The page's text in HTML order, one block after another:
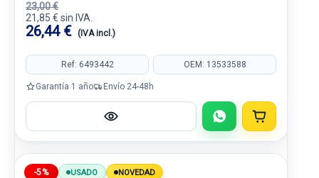
23,00 €
21,85 € sin IVA.
26,44 € (IVA incl.)
Ref: 6493442 OEM: 13533588
Garantía 1 año Envío 24-48h
-5% USADO NOVEDAD